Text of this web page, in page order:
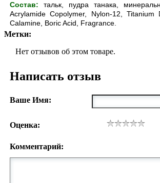
Состав: тальк, пудра танака,
Acrylamide Copolymer, Nylon-12, Titanium
Calamine, Boric Acid, Fragrance.
Метки:
Нет отзывов об этом товаре.
Написать отзыв
Ваше Имя:
Оценка:
Комментарий: